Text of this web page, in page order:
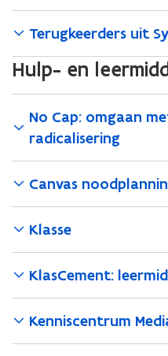
Terugkeerders uit
Hulp- en
No Cap: omgaan
radicalisering
Canvas
Klasse
KlasCement:
Kenniscentrum